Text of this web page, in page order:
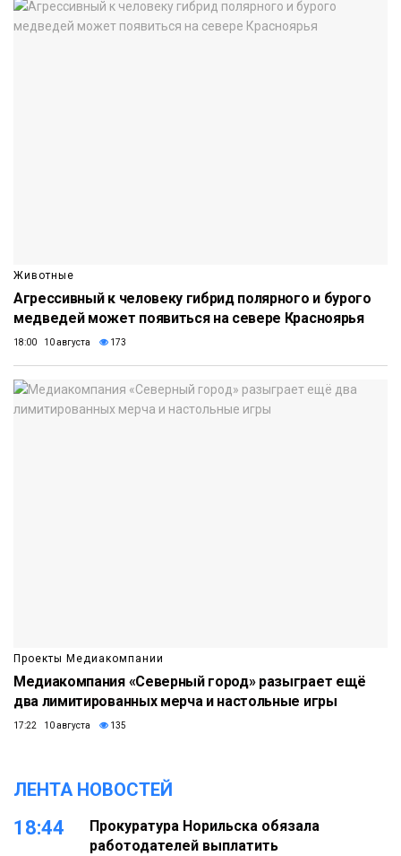
Животные
Агрессивный к человеку гибрид полярного и бурого
медведей может появиться на севере Красноярья
18:00 10 августа 173
Проекты Медиакомпании
Медиакомпания «Северный город» разыграет ещё
два лимитированных мерча и настольные игры
17:22 10 августа 135
ЛЕНТА НОВОСТЕЙ
18:44
Прокуратура Норильска обязала
работодателей выплатить